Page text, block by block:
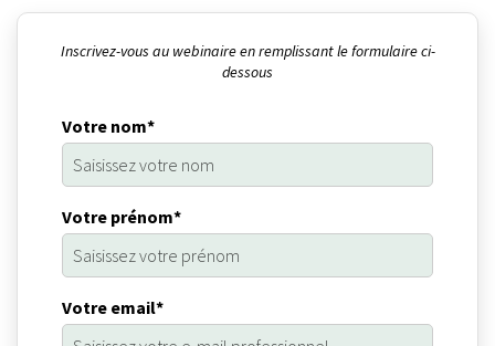
Inscrivez-vous au webinaire en remplissant le formulaire ci-
dessous
Votre nom*
Votre prénom*
Votre email*